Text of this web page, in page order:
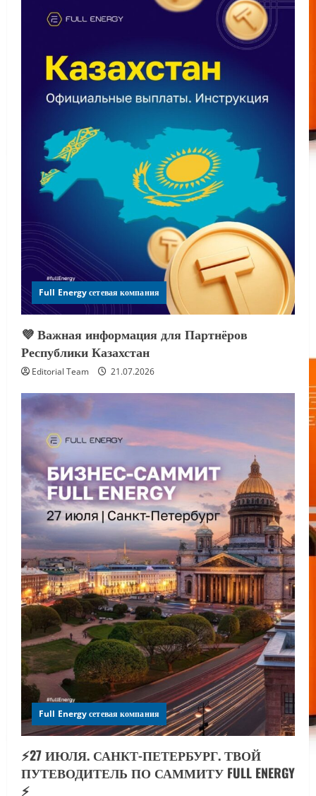
Full Energy сетевая компания
💜 Важная информация для Партнёров
Республики Казахстан
Editorial Team 21.07.2026
Full Energy сетевая компания
⚡️27 ИЮЛЯ. САНКТ-ПЕТЕРБУРГ. ТВОЙ
ПУТЕВОДИТЕЛЬ ПО САММИТУ FULL ENERGY
Editorial Team 21.07.2026